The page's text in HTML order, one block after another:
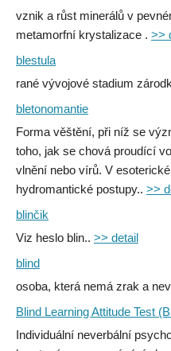
vznik a růst minerálů v
metamorfní krystalizace . >>
blestula
rané vývojové stadium
bletonomantie
Forma věštění, při níž se
toho, jak se chová proudící
vlnění nebo vírů. V
hydromantické postupy.. >>
blinčik
Viz heslo blin.. >> detail
blind
osoba, která nemá zrak a
Blind Learning Attitude Test
Individuální neverbální